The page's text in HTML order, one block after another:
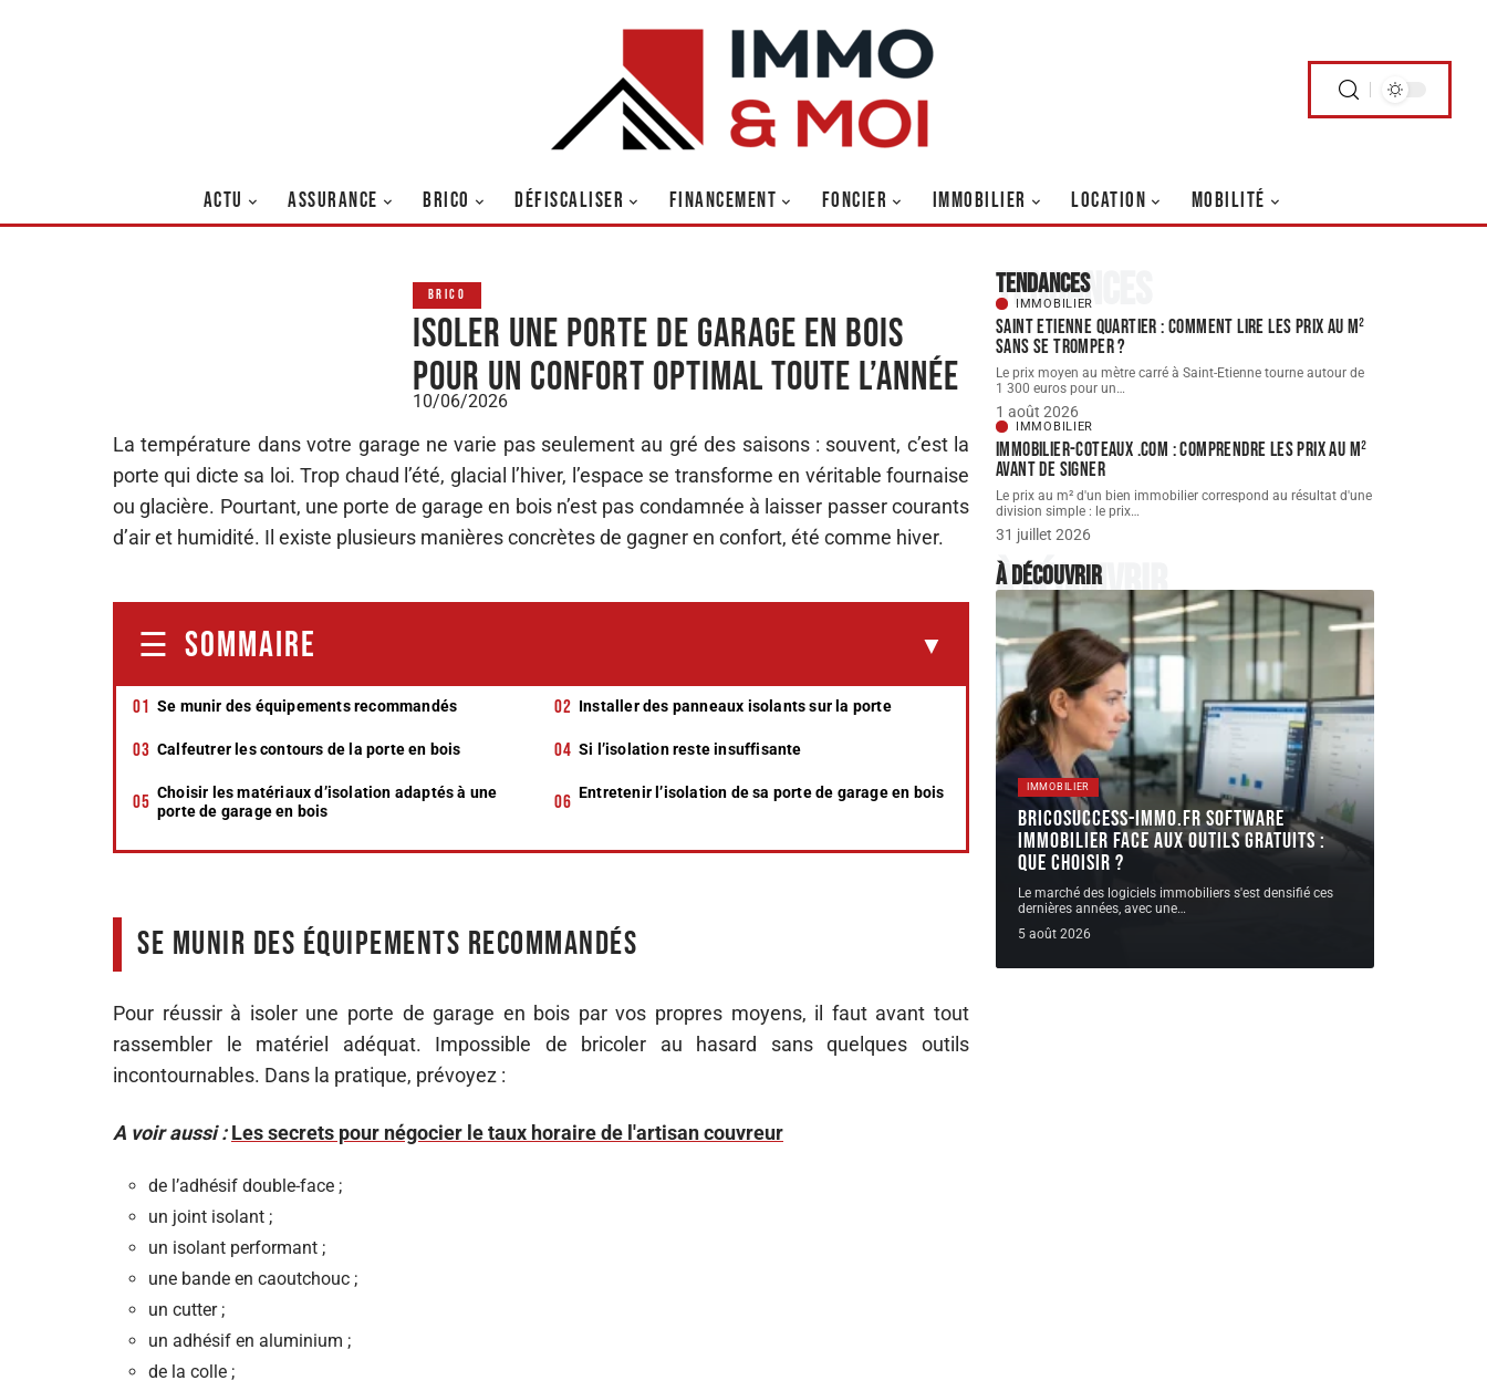
ACTU ASSURANCE BRICO DÉFISCALISER FINANCEMENT FONCIER IMMOBILIER LOCATION MOBILITÉ
BRICO
Isoler une porte de garage en bois
pour un confort optimal toute l’année
10/06/2026
La température dans votre garage ne varie pas seulement au gré des saisons : souvent, c’est la
porte qui dicte sa loi. Trop chaud l’été, glacial l’hiver, l’espace se transforme en véritable fournaise
ou glacière. Pourtant, une porte de garage en bois n’est pas condamnée à laisser passer courants
d’air et humidité. Il existe plusieurs manières concrètes de gagner en confort, été comme hiver.
SOMMAIRE
Se munir des équipements recommandés Installer des panneaux isolants sur la porte
Calfeutrer les contours de la porte en bois Si l’isolation reste insuffisante
Choisir les matériaux d’isolation adaptés à une
porte de garage en bois
Entretenir l’isolation de sa porte de garage en bois
Se munir des équipements recommandés
Pour réussir à isoler une porte de garage en bois par vos propres moyens, il faut avant tout
rassembler le matériel adéquat. Impossible de bricoler au hasard sans quelques outils
incontournables. Dans la pratique, prévoyez :
A voir aussi : Les secrets pour négocier le taux horaire de l'artisan couvreur
de l’adhésif double-face ;
un joint isolant ;
un isolant performant ;
une bande en caoutchouc ;
un cutter ;
un adhésif en aluminium ;
de la colle ;
Tendances
Tendances
IMMOBILIER
Saint Etienne quartier : comment lire les prix au m²
sans se tromper ?
Le prix moyen au mètre carré à Saint-Etienne tourne autour de
1 300 euros pour un…
1 août 2026
IMMOBILIER
Immobilier-coteaux .com : comprendre les prix au m²
avant de signer
Le prix au m² d'un bien immobilier correspond au résultat d'une
division simple : le prix…
31 juillet 2026
À découvrir
À découvrir
IMMOBILIER
Bricosuccess-immo.fr software
immobilier face aux outils gratuits :
que choisir ?
Le marché des logiciels immobiliers s'est densifié ces
dernières années, avec une…
5 août 2026